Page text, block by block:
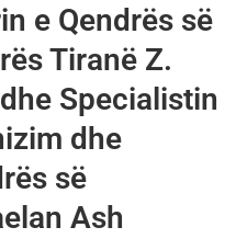
e Qendrës së
Tiranë Z.
Specialistin
dhe
së
Ash